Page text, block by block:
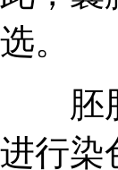
选。
胚胎
进行染